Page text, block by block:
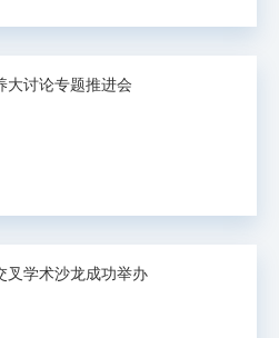
大讨论专题推进会
叉学术沙龙成功举办